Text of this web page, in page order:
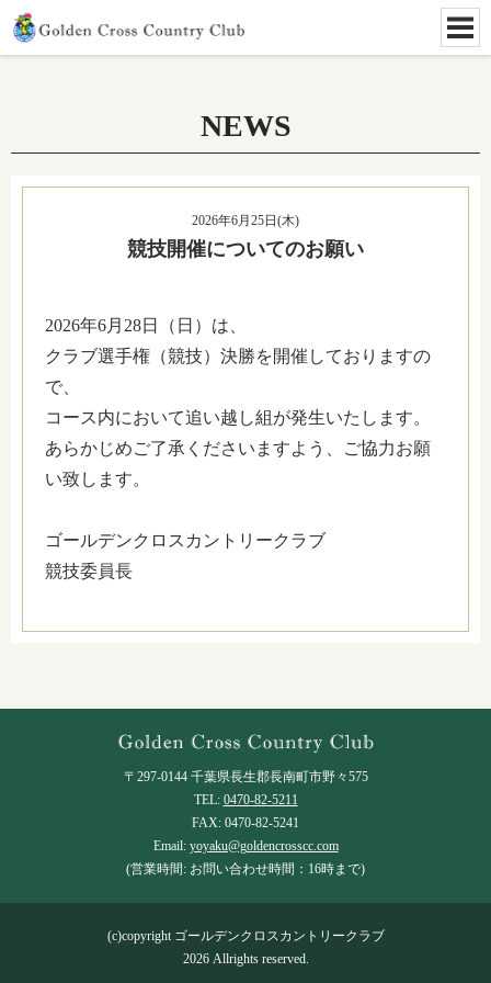
NEWS
2026年6月25日(木)
競技開催についてのお願い
2026年6月28日（日）は、
クラブ選手権（競技）決勝を開催しておりますの
で、
コース内において追い越し組が発生いたします。
あらかじめご了承くださいますよう、ご協力お願
い致します。
ゴールデンクロスカントリークラブ
競技委員長
〒297-0144 千葉県長生郡長南町市野々575
TEL: 0470-82-5211
FAX: 0470-82-5241
Email: yoyaku@goldencrosscc.com
(営業時間: お問い合わせ時間：16時まで)
(c)copyright ゴールデンクロスカントリークラブ
2026 Allrights reserved.